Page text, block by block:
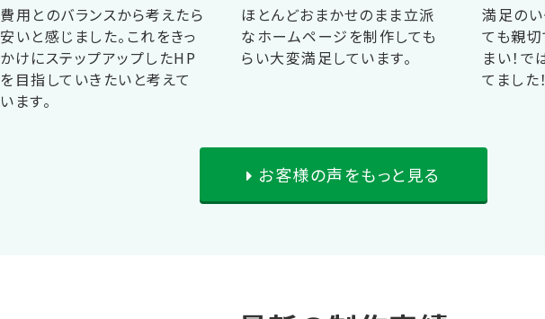
費用とのバランスから考えたら
安いと感じました。これをきっ
かけにステップアップしたHP
を目指していきたいと考えて
います。
ほとんどおまかせのまま立派
なホームページを制作しても
らい大変満足しています。
満足のい
ても親切
まい！
てました
お客様の声をもっと見る